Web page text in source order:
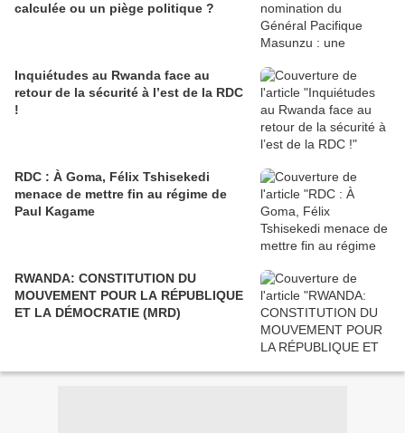
calculée ou un piège politique ?
Inquiétudes au Rwanda face au
retour de la sécurité à l’est de la RDC
!
RDC : À Goma, Félix Tshisekedi
menace de mettre fin au régime de
Paul Kagame
RWANDA: CONSTITUTION DU
MOUVEMENT POUR LA RÉPUBLIQUE
ET LA DÉMOCRATIE (MRD)